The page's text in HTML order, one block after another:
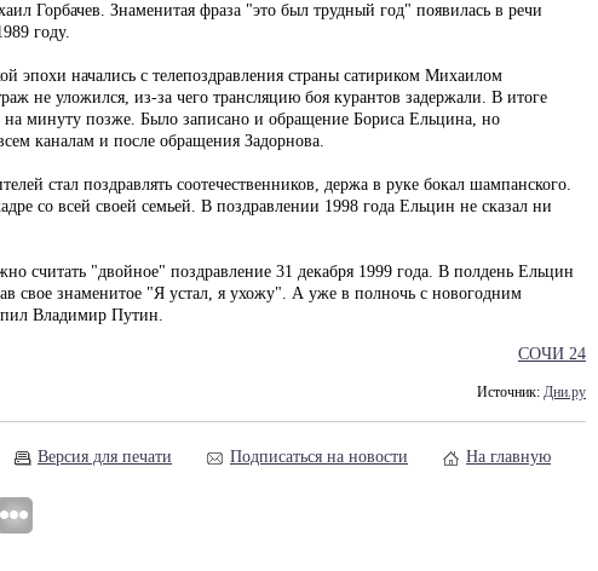
Горбачев. Знаменитая фраза "это был трудный год" появилась в речи
году.
эпохи начались с телепоздравления страны сатириком Михаилом
не уложился, из-за чего трансляцию боя курантов задержали. В итоге
минуту позже. Было записано и обращение Бориса Ельцина, но
каналам и после обращения Задорнова.
стал поздравлять соотечественников, держа в руке бокал шампанского.
со всей своей семьей. В поздравлении 1998 года Ельцин не сказал ни
считать "двойное" поздравление 31 декабря 1999 года. В полдень Ельцин
свое знаменитое "Я устал, я ухожу". А уже в полночь с новогодним
Владимир Путин.
СОЧИ 24
Источник: Дни.ру
Версия для печати Подписаться на новости На главную